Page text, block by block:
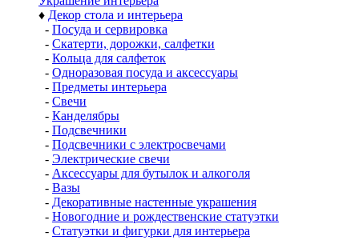
♦ Декор стола и интерьера
- Посуда и сервировка
- Скатерти, дорожки, салфетки
- Кольца для салфеток
- Одноразовая посуда и аксессуары
- Предметы интерьера
- Свечи
- Канделябры
- Подсвечники
- Подсвечники с электросвечами
- Электрические свечи
- Аксессуары для бутылок и алкоголя
- Вазы
- Декоративные настенные украшения
- Новогодние и рождественские статуэтки
- Статуэтки и фигурки для интерьера